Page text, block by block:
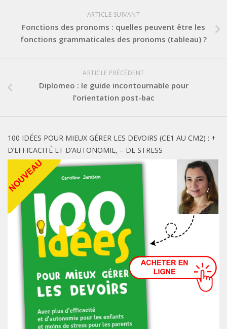
ARTICLE SUIVANT
Fonctions des pronoms : quelles peuvent être les
fonctions grammaticales des pronoms (tableau) ?
ARTICLE PRÉCÉDENT
Diplomeo : le guide incontournable pour
l’orientation post-bac
100 IDÉES POUR MIEUX GÉRER LES DEVOIRS (CE1 AU CM2) : +
D’EFFICACITÉ ET D’AUTONOMIE, – DE STRESS